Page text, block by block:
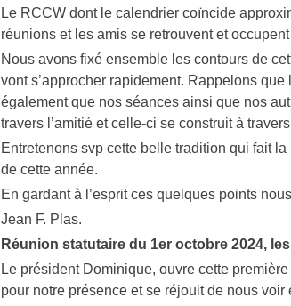
Le RCCW dont le calendrier coïncide
réunions et les amis se retrouvent et
Nous avons fixé ensemble les contours de
vont s’approcher rapidement. Rappelons
également que nos séances ainsi que nos
travers l’amitié et celle-ci se construit à
Entretenons svp cette belle tradition qui fait
de cette année.
En gardant à l’esprit ces quelques points
Jean F. Plas.
Réunion statutaire du 1er octobre 2024,
Le président Dominique, ouvre cette
pour notre présence et se réjouit de nous voir